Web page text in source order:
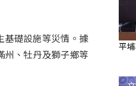
基礎設施等災情。據
州、牡丹及獅子鄉等
平